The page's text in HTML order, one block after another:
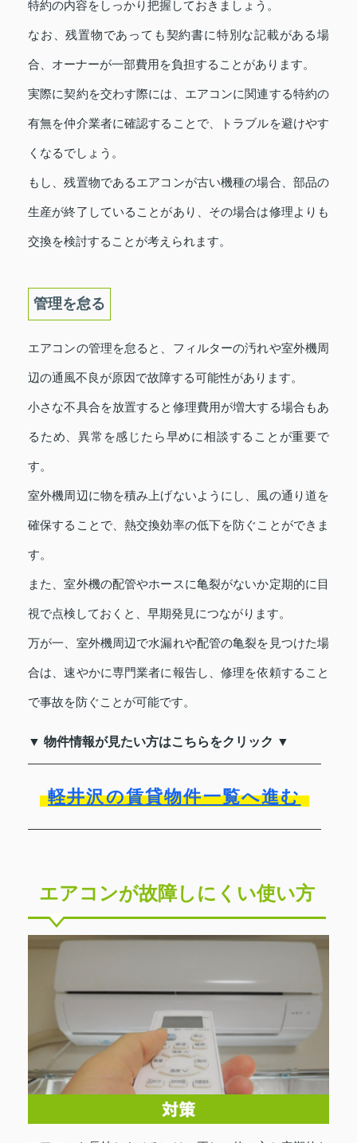
特約の内容をしっかり把握しておきましょう。
なお、残置物であっても契約書に特別な記載がある場
合、オーナーが一部費用を負担することがあります。
実際に契約を交わす際には、エアコンに関連する特約の
有無を仲介業者に確認することで、トラブルを避けやす
くなるでしょう。
もし、残置物であるエアコンが古い機種の場合、部品の
生産が終了していることがあり、その場合は修理よりも
交換を検討することが考えられます。
管理を怠る
エアコンの管理を怠ると、フィルターの汚れや室外機周
辺の通風不良が原因で故障する可能性があります。
小さな不具合を放置すると修理費用が増大する場合もあ
るため、異常を感じたら早めに相談することが重要で
す。
室外機周辺に物を積み上げないようにし、風の通り道を
確保することで、熱交換効率の低下を防ぐことができま
す。
また、室外機の配管やホースに亀裂がないか定期的に目
視で点検しておくと、早期発見につながります。
万が一、室外機周辺で水漏れや配管の亀裂を見つけた場
合は、速やかに専門業者に報告し、修理を依頼すること
で事故を防ぐことが可能です。
▼ 物件情報が見たい方はこちらをクリック ▼
軽井沢の賃貸物件一覧へ進む
エアコンが故障しにくい使い方